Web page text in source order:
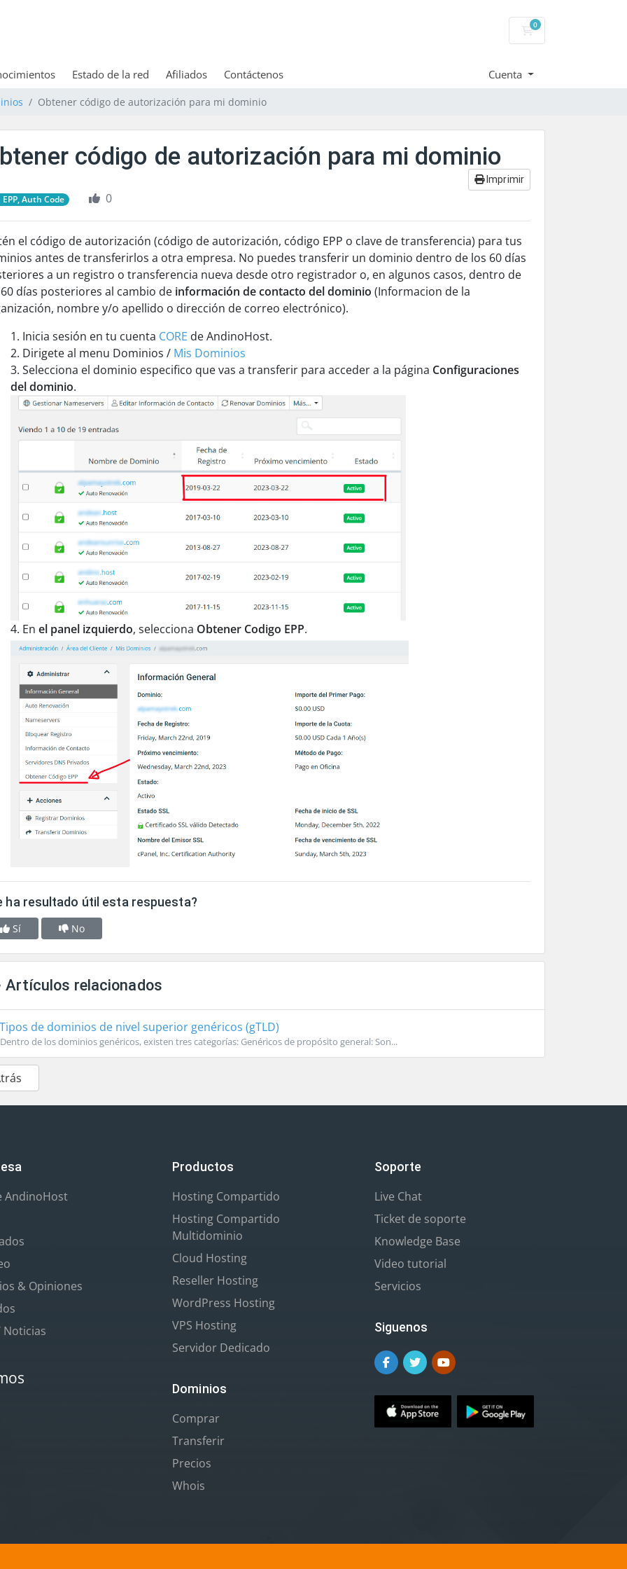
0
Carrito
Estado de la red Afiliados Contáctenos Cuenta
Obtener código de autorización para mi dominio
código de autorización para mi dominio
Imprimir
EPP, Auth Code 0
el código de autorización (código de autorización, código EPP o clave de transferencia) para tus
antes de transferirlos a otra empresa. No puedes transferir un dominio dentro de los 60 días
a un registro o transferencia nueva desde otro registrador o, en algunos casos, dentro de
días posteriores al cambio de información de contacto del dominio (Informacion de la
nombre y/o apellido o dirección de correo electrónico).
Inicia sesión en tu cuenta CORE de AndinoHost.
Dirigete al menu Dominios / Mis Dominios
Selecciona el dominio especifico que vas a transferir para acceder a la página Configuraciones
del dominio.
En el panel izquierdo, selecciona Obtener Codigo EPP.
ha resultado útil esta respuesta?
Sí No
Artículos relacionados
de dominios de nivel superior genéricos (gTLD)
Dentro de los dominios genéricos, existen tres categorías: Genéricos de propósito general: Son...
AndinoHost
& Opiniones
Noticias
Productos
Hosting Compartido
Hosting Compartido
Multidominio
Cloud Hosting
Reseller Hosting
WordPress Hosting
VPS Hosting
Servidor Dedicado
Dominios
Comprar
Transferir
Precios
Whois
Soporte
Live Chat
Ticket de soporte
Knowledge Base
Video tutorial
Servicios
Siguenos